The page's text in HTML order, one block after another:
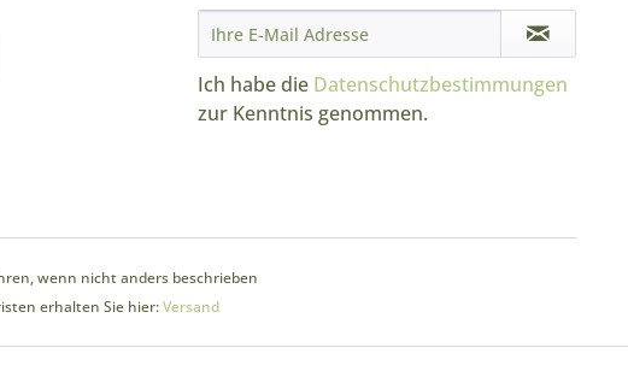
Ich habe die Datenschutzbestimmungen
zur Kenntnis genommen.
wenn nicht anders beschrieben
erhalten Sie hier:Versand